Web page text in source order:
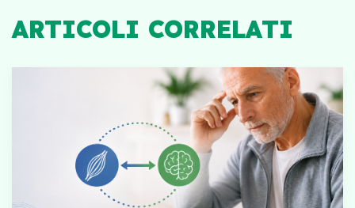
ARTICOLI CORRELATI